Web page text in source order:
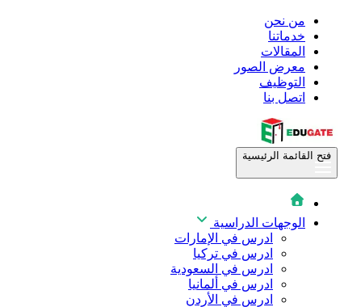
من نحن
خدماتنا
المقالات
معرض الصور
التوظيف
اتصل بنا
فتح القائمة الرئيسية
الوجهات الدراسية
ادرس في الإمارات
ادرس في تركيا
ادرس في السعودية
ادرس في ألمانيا
ادرس في الأردن